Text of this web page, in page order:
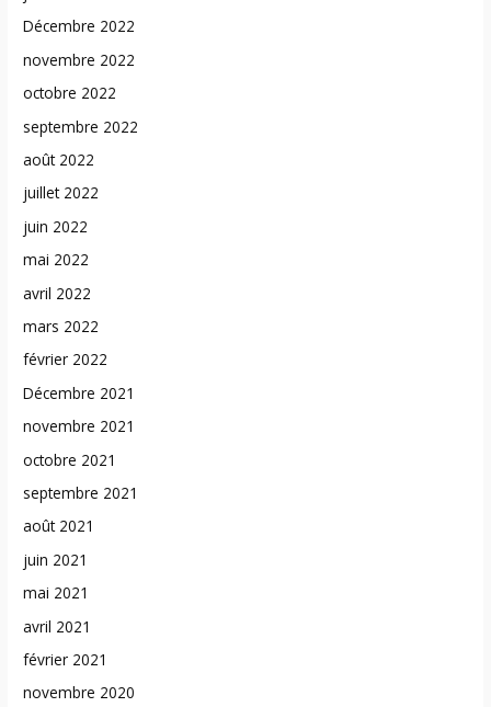
Décembre 2022
novembre 2022
octobre 2022
septembre 2022
août 2022
juillet 2022
juin 2022
mai 2022
avril 2022
mars 2022
février 2022
Décembre 2021
novembre 2021
octobre 2021
septembre 2021
août 2021
juin 2021
mai 2021
avril 2021
février 2021
novembre 2020